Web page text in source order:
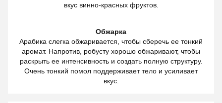
вкус винно-красных фруктов.
Обжарка
Арабика слегка обжаривается, чтобы сберечь ее тонкий
аромат. Напротив, робусту хорошо обжаривают, чтобы
раскрыть ее интенсивность и создать полную структуру.
Очень тонкий помол поддерживает тело и усиливает
вкус.